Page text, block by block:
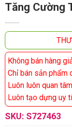
Tăng Cường
Không bán hàng
Chỉ bán sản phẩm
Luôn luôn quan
Luôn tạo dựng uy
SKU: S727463